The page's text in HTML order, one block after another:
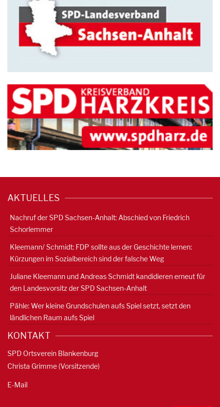
AKTUELLES
Nachruf der SPD Sachsen-Anhalt: Abschied von Friedrich
Schorlemmer
Kleemann/ Schmidt: FDP sollte aus der Geschichte lernen:
Kürzungen im Sozialbereich sind der falsche Weg
Juliane Kleemann und Andreas Schmidt kandidieren erneut für
den Landesvorsitz der SPD Sachsen-Anhalt
Pähle: Wer kleine Grundschulen aufs Spiel setzt, setzt den
ländlichen Raum aufs Spiel
KONTAKT
SPD Ortsverein Blankenburg
Christa Grimme (Vorsitzende)
E-Mail